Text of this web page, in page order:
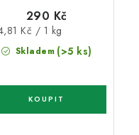
Skladem (>5 ks)
290 Kč
Kč / 1 kg